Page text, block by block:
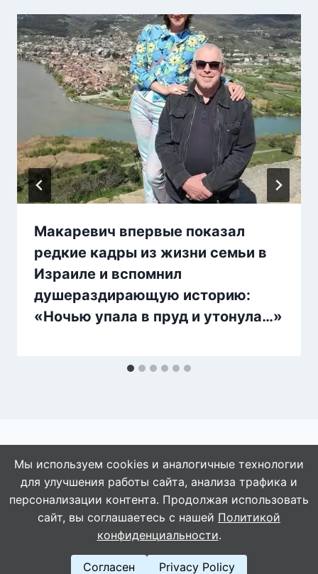
Макаревич впервые показал
редкие кадры из жизни семьи в
Израиле и вспомнил
душераздирающую историю:
«Ночью упала в пруд и yтoнулa…»
© 2026 АбАлдеть!
Мы используем cookies и аналогичные технологии
для улучшения работы сайта, анализа трафика и
персонализации контента. Продолжая использовать
сайт, вы соглашаетесь с нашей Политикой
конфиденциальности.
Согласен Privacy Policy